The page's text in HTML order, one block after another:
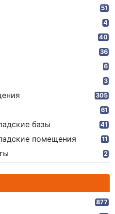
51
4
40
36
6
3
305
61
базы 41
помещения 11
2
877